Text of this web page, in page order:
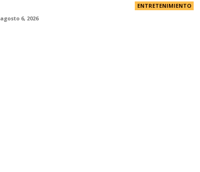
agosto 6, 2026
ENTRETENIMIENTO